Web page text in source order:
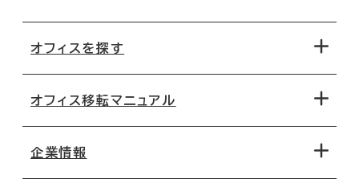
オフィスを探す
地図から探す
路線・駅から探す
オフィス移転マニュアル
企業情報